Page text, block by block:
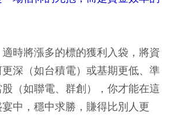
時將漲多的標的獲利入袋，將資
深（如台積電）或基期更低、準
（如聯電、群創），你才能在這
中，穩中求勝，賺得比別人更